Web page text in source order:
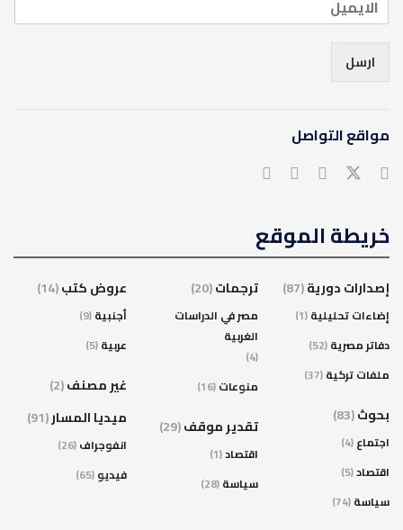
ارسل
مواقع التواصل
خريطة الموقع
إصدارات دورية(87)
إضاءات تحليلية(1)
دفاتر مصرية(52)
ملفات تركية(37)
بحوث(83)
اجتماع(4)
اقتصاد(5)
سياسة(74)
ترجمات(20)
مصر في الدراسات
الغربية
(4)
منوعات(16)
تقدير موقف(29)
اقتصاد(1)
سياسة(28)
عروض كتب(14)
أجنبية(9)
عربية(5)
غير مصنف(2)
ميديا المسار(91)
انفوجراف(26)
فيديو(65)